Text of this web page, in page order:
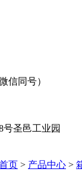
8614
信同号）
圣邑工业园
页 > 产品中心 >